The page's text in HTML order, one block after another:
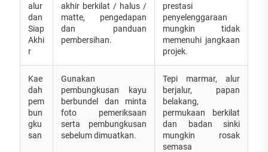
alur
dan
Siap
Akhi
r
akhir berkilat / halus /
matte, pengedapan
dan panduan
pembersihan.
prestasi
penyelenggaraan
mungkin tidak
memenuhi jangkaan
projek.
Kae
dah
pem
bun
gku
san
Gunakan
pembungkusan kayu
berbundel dan minta
foto pemeriksaan
serta pembungkusan
sebelum dimuatkan.
Tepi marmar, alur
berjalur, papan
belakang,
permukaan berkilat
dan badan sinki
mungkin rosak
semasa